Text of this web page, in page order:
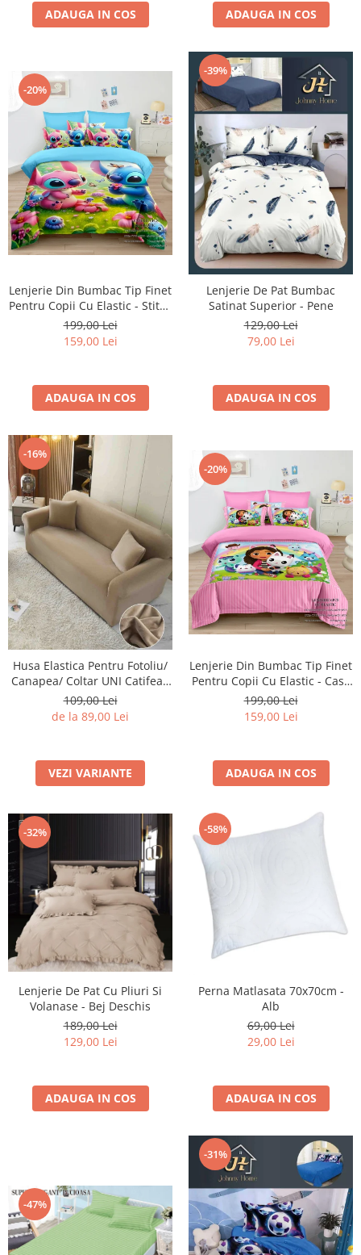
ADAUGA IN COS ADAUGA IN COS
-20%
Lenjerie Din Bumbac Tip Finet
Pentru Copii Cu Elastic - Stitch
Si Angel Pe Camp De Flori
199,00 Lei
159,00 Lei
ADAUGA IN COS
-39%
Lenjerie De Pat Bumbac
Satinat Superior - Pene
129,00 Lei
79,00 Lei
ADAUGA IN COS
-16%
Husa Elastica Pentru Fotoliu/
Canapea/ Coltar UNI Catifea -
Bej Cacao Cu Lapte
109,00 Lei
de la 89,00 Lei
VEZI VARIANTE
-20%
Lenjerie Din Bumbac Tip Finet
Pentru Copii Cu Elastic - Casa
De Papusi A Lui Gabby -
Gabby's Dollhouse
199,00 Lei
159,00 Lei
ADAUGA IN COS
-32%
Lenjerie De Pat Cu Pliuri Si
Volanase - Bej Deschis
189,00 Lei
129,00 Lei
ADAUGA IN COS
-58%
Perna Matlasata 70x70cm -
Alb
69,00 Lei
29,00 Lei
ADAUGA IN COS
-47%
-31%